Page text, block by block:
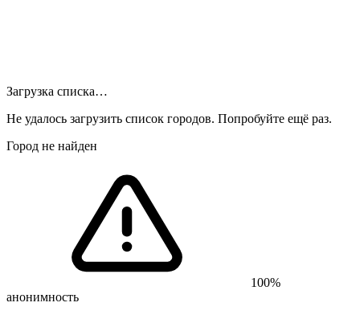
Загрузка списка…
Не удалось загрузить список городов. Попробуйте ещё раз.
Город не найден
100%
анонимность